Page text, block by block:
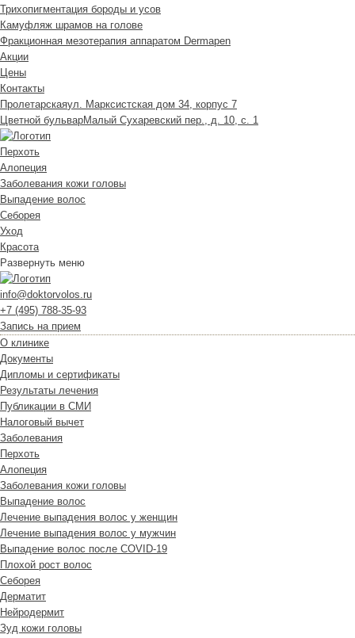
Трихопигментация бороды и усов
Камуфляж шрамов на голове
Фракционная мезотерапия аппаратом Dermapen
Акции
Цены
Контакты
Пролетарскаяул. Марксистская дом 34, корпус 7
Цветной бульварМалый Сухаревский пер., д. 10, с. 1
Перхоть
Алопеция
Заболевания кожи головы
Выпадение волос
Cеборея
Уход
Красота
Развернуть меню
info@doktorvolos.ru
+7 (495) 788-35-93
Запись на прием
О клинике
Документы
Дипломы и сертификаты
Результаты лечения
Публикации в СМИ
Налоговый вычет
Заболевания
Перхоть
Алопеция
Заболевания кожи головы
Выпадение волос
Лечение выпадения волос у женщин
Лечение выпадения волос у мужчин
Выпадение волос после COVID-19
Плохой рост волос
Cеборея
Дерматит
Нейродермит
Зуд кожи головы